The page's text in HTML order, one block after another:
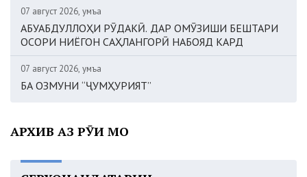
07 август 2026, Ҷумъа
АБУАБДУЛЛОҲИ РӮДАКӢ. ДАР ОМӮЗИШИ БЕШТАРИ
ОСОРИ НИЁГОН САҲЛАНГОРӢ НАБОЯД КАРД
07 август 2026, Ҷумъа
БА ОЗМУНИ “ҶУМҲУРИЯТ”
АРХИВ АЗ РӮИ МОҲ